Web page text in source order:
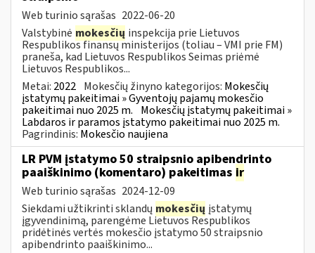
Web turinio sąrašas 2022-06-20
Valstybinė mokesčių inspekcija prie Lietuvos
Respublikos finansų ministerijos (toliau – VMI prie FM)
praneša, kad Lietuvos Respublikos Seimas priėmė
Lietuvos Respublikos...
Metai: 2022 Mokesčių žinyno kategorijos: Mokesčių
įstatymų pakeitimai » Gyventojų pajamų mokesčio
pakeitimai nuo 2025 m. Mokesčių įstatymų pakeitimai »
Labdaros ir paramos įstatymo pakeitimai nuo 2025 m.
Pagrindinis: Mokesčio naujiena
LR PVM įstatymo 50 straipsnio apibendrinto
paaiškinimo (komentaro) pakeitimas ir
Web turinio sąrašas 2024-12-09
Siekdami užtikrinti sklandų mokesčių įstatymų
įgyvendinimą, parengėme Lietuvos Respublikos
pridėtinės vertės mokesčio įstatymo 50 straipsnio
apibendrinto paaiškinimo...